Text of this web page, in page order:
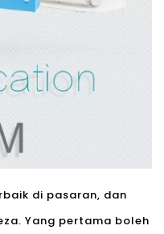
di pasaran, dan
Yang pertama boleh